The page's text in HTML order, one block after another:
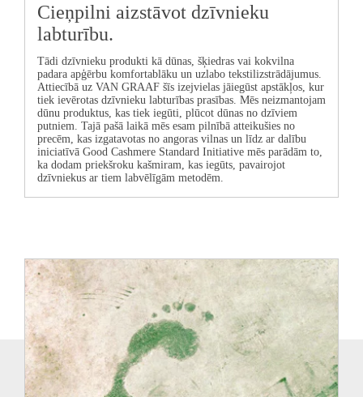
Cieņpilni aizstāvot dzīvnieku
labturību.
Tādi dzīvnieku produkti kā dūnas, šķiedras vai kokvilna
padara apģērbu komfortablāku un uzlabo tekstilizstrādājumus.
Attiecībā uz VAN GRAAF šīs izejvielas jāiegūst apstākļos, kur
tiek ievērotas dzīvnieku labturības prasības. Mēs neizmantojam
dūnu produktus, kas tiek iegūti, plūcot dūnas no dzīviem
putniem. Tajā pašā laikā mēs esam pilnībā atteikušies no
precēm, kas izgatavotas no angoras vilnas un līdz ar dalību
iniciatīvā Good Cashmere Standard Initiative mēs parādām to,
ka dodam priekšroku kašmiram, kas iegūts, pavairojot
dzīvniekus ar tiem labvēlīgām metodēm.